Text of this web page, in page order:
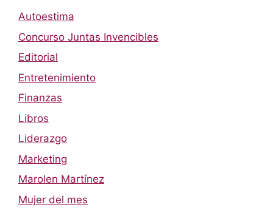
Autoestima
Concurso Juntas Invencibles
Editorial
Entretenimiento
Finanzas
Libros
Liderazgo
Marketing
Marolen Martínez
Mujer del mes